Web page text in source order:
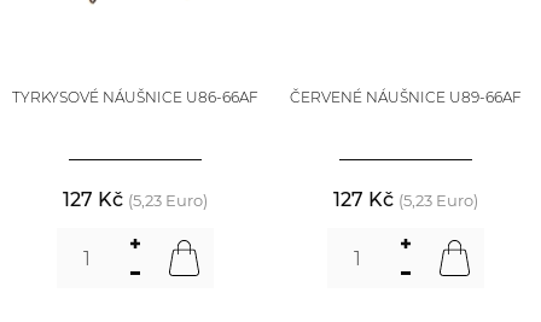
TYRKYSOVÉ NÁUŠNICE U86-66AF
127 Kč (5,23 Euro)
ČERVENÉ NÁUŠNICE U89-66AF
127 Kč (5,23 Euro)